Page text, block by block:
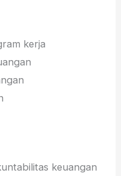
kerja
keuangan